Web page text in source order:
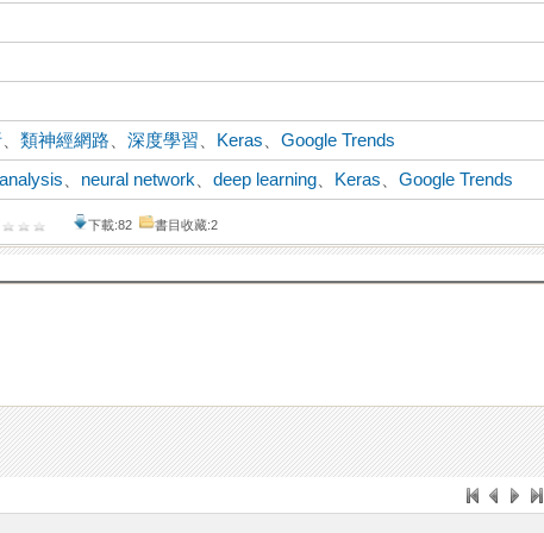
、類神經網路 、深度學習 Keras 、Google Trends
neural network 、deep learning Keras 、Google Trends
下載:82 書目收藏:2